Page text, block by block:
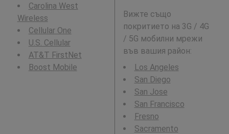
Carolina West
Wireless
Cellular One
U.S. Cellular
AT&T FirstNet
Boost Mobile
Вижте също
покритието на 3G / 4G
/ 5G мобилни мрежи
във вашия район:
Los Angeles
San Diego
San Jose
San Francisco
Fresno
Sacramento